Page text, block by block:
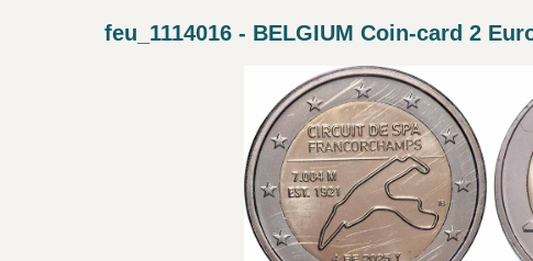
feu_1114016 - BELGIUM Coin-card 2